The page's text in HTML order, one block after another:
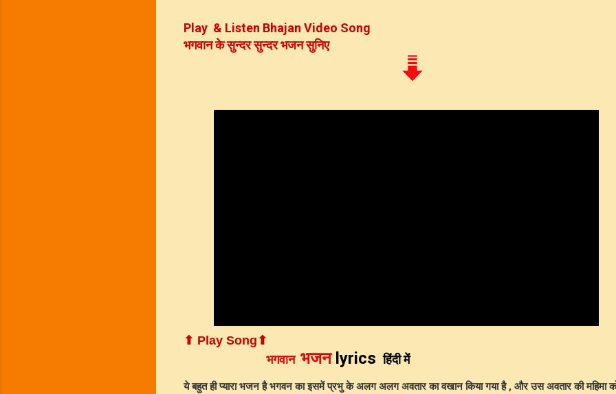
Play & Listen Bhajan Video Song
भगवान के सुन्दर सुन्दर भजन सुनिए
⬆ Play Song⬆
भगवान भजनlyrics हिंदी में
ये बहुत ही प्यारा भजन है भगवन का इसमें प्रभु के अलग अलग अवतार का वखान किया गया है , और उस अवतार की महिमा को